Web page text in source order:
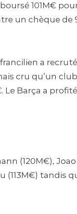
101M€
un chèque de
a
cru qu’un
Le Barça a
(120M€), Joao
(113M€) tandis